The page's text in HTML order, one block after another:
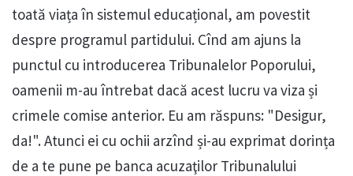
toată viața în sistemul educațional, am povestit
despre programul partidului. Cînd am ajuns la
punctul cu introducerea Tribunalelor Poporului,
oamenii m-au întrebat dacă acest lucru va viza și
crimele comise anterior. Eu am răspuns: "Desigur,
da!". Atunci ei cu ochii arzînd și-au exprimat dorința
de a te pune pe banca acuzaţilor Tribunalului